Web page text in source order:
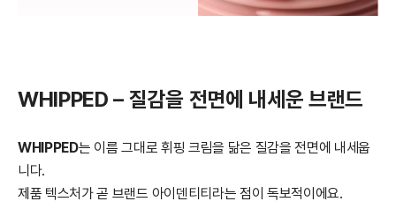
WHIPPED – 질감을 전면에 내세운 브랜드
WHIPPED는 이름 그대로 휘핑 크림을 닮은 질감을 전면에 내세웁
니다.
제품 텍스처가 곧 브랜드 아이덴티티라는 점이 독보적이에요.